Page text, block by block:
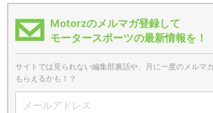
Motorzのメルマガ登録して
モータースポーツの最新情報を！
サイトでは見られない編集部裏話や、月に一度のメルマ
もらえるかも！？